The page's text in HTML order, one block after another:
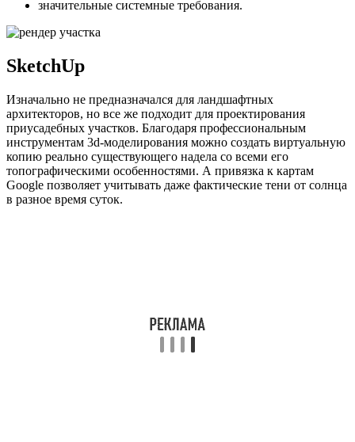
значительные системные требования.
SketchUp
Изначально не предназначался для ландшафтных
архитекторов, но все же подходит для проектирования
приусадебных участков. Благодаря профессиональным
инструментам 3d-моделирования можно создать виртуальную
копию реально существующего надела со всеми его
топографическими особенностями. А привязка к картам
Google позволяет учитывать даже фактические тени от солнца
в разное время суток.